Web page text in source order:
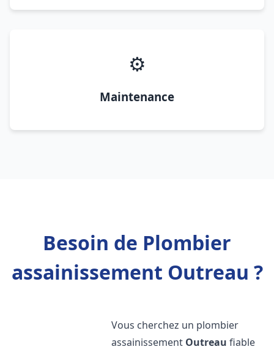
⚙️
Maintenance
Besoin de Plombier
assainissement Outreau ?
Vous cherchez un plombier
assainissement Outreau fiable